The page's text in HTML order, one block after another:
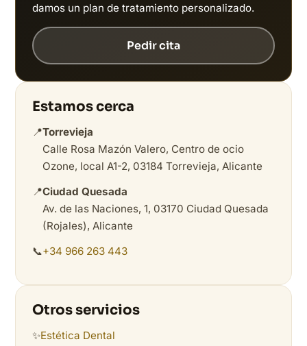
damos un plan de tratamiento personalizado.
Pedir cita
Estamos cerca
📍Torrevieja
Calle Rosa Mazón Valero, Centro de ocio
Ozone, local A1-2, 03184 Torrevieja, Alicante
📍Ciudad Quesada
Av. de las Naciones, 1, 03170 Ciudad Quesada
(Rojales), Alicante
📞+34 966 263 443
Otros servicios
✨Estética Dental